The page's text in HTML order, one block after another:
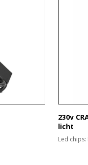
230v
licht
Led chips: